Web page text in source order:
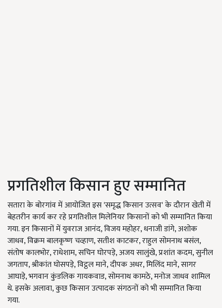
प्रगतिशील किसान हुए सम्मानित
सतारा के बोरगांव में आयोजित इस 'समृद्ध किसान उत्सव' के दौरान खेती में
बेहतरीन कार्य कर रहे प्रगतिशील मिलेनियर किसानों को भी सम्मानित किया
गया. इन किसानों में युवराज आनंद, विजय महोहर, धनाजी डांगे, अशोक
जाधव, विक्रम बालकृष्ण चव्हाण, सतीश काटकर, राहुल सोमनाथ बसंल,
संतोष कालभोर, राधेशाम, सचिन घोरपड़े, अजय सालुंखे, प्रशांत कदम, सुनील
जगताप, श्रीकांत घोसपड़े, विट्ठल माने, दीपक अधर, मिलिंद माने, सागर
आघाड़े, भगवान कुंडलिक गायकवाड, सोमनाथ कामठे, मनोज जाधव शामिल
थे. इसके अलावा, कुछ किसान उत्पादक संगठनों को भी सम्मानित किया
गया.